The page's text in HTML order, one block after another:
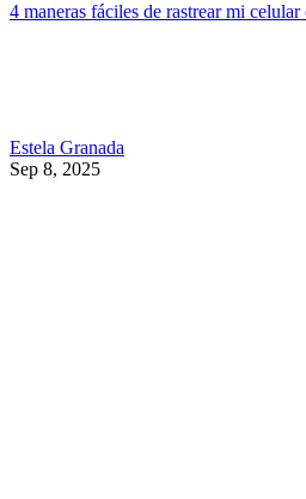
4 maneras fáciles de rastrear mi
Estela Granada
Sep 8, 2025